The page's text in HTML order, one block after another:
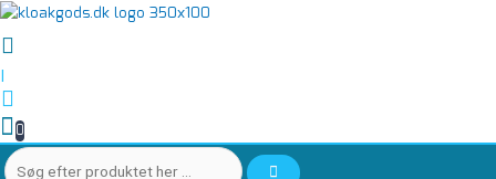
Gå
til
indholdet
|
0
Søg
efter
produktet
…
Søg
efter
produktet
…
Overgangsmuffe